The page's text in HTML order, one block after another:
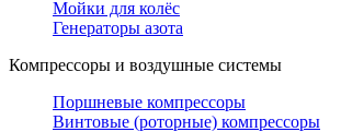
Мойки для колёс
Генераторы азота
Компрессоры и воздушные системы
Поршневые компрессоры
Винтовые (роторные) компрессоры